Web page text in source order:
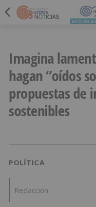
Imagina
hagan “oídos
propuestas de
sostenibles
POLÍTICA
Redacción